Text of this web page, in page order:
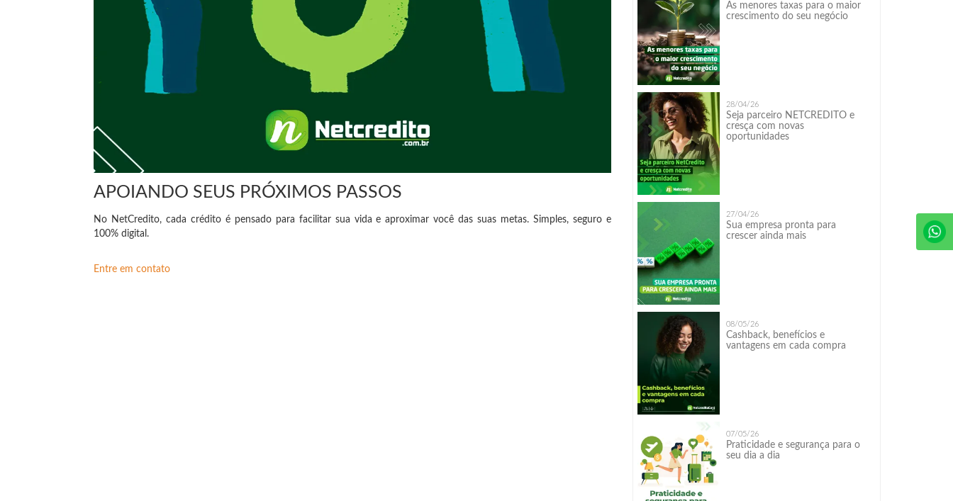
APOIANDO SEUS PRÓXIMOS PASSOS
No NetCredito, cada crédito é pensado para facilitar sua vida e aproximar você das suas metas. Simples, seguro e
100% digital.
Entre em contato
As menores taxas para o maior
crescimento do seu negócio
28/04/26
Seja parceiro NETCREDITO e
cresça com novas
oportunidades
27/04/26
Sua empresa pronta para
crescer ainda mais
08/05/26
Cashback, benefícios e
vantagens em cada compra
07/05/26
Praticidade e segurança para o
seu dia a dia